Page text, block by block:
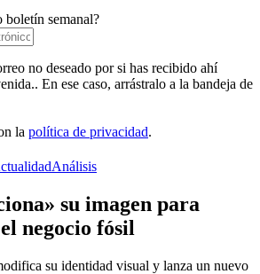
boletín semanal?
no deseado por si has recibido ahí
En ese caso, arrástralo a la bandeja de
la política de privacidad.
Análisis
su imagen para
negocio fósil
su identidad visual y lanza un nuevo